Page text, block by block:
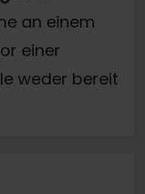
an einem
einer
weder bereit